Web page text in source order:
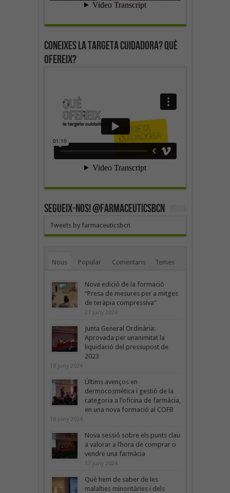
Coneixes la targeta cuidadora? Què
ofereix?
SEGUEIX-NOS! @farmaceuticsbcn
Tweets by farmaceuticsbcn
Nous Popular Comentaris Temes
Nova edició de la formació
“Presa de mesures per a mitges
de teràpia compressiva”
21 juny 2024
Junta General Ordinària:
Aprovada per unanimitat la
liquidació del pressupost de
2023
18 juny 2024
Últims avenços en
dermocosmètica i gestió de la
categoria a l’oficina de farmàcia,
en una nova formació al COFB
18 juny 2024
Nova sessió sobre els punts clau
a valorar a l’hora de comprar o
vendre una farmàcia
17 juny 2024
Què hem de saber de les
malalties minoritàries i dels